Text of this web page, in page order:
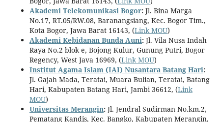
Akademi Telekomunikasi Bogor:Jl. Bina Marga
No.17, RT.05/RW.08, Baranangsiang, Kec. Bogor Tim.,
Kota Bogor, Jawa Barat 16143, (Link MOU)
Akademi Kebidanan Bunda Auni:Jl. Vila Nusa Indah
Raya No.2 blok e, Bojong Kulur, Gunung Putri, Bogor
Regency, West Java 16969, (Link MOU)
Institut Agama Islam (IAI) Nusantara Batang Hari:
Jl. Gajah Mada, Teratai, Muara Bulian, Teratai, Batang
Hari, Kabupaten Batang Hari, Jambi 36612, (Link
MOU)
Universitas Merangin:Jl. Jendral Sudirman No.km.2,
Pematang Kandis, Kec. Bangko, Kabupaten Merangin,